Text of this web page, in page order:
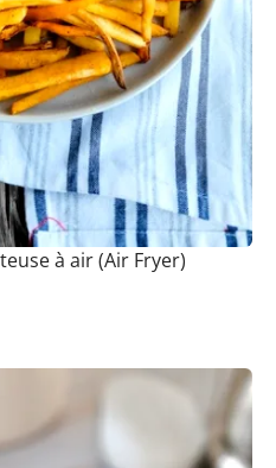
à air (Air Fryer)